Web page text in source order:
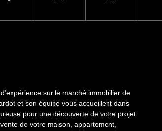
sur le marché immobilier de
et son équipe vous accueillent dans
pour une découverte de votre projet
de votre maison, appartement,